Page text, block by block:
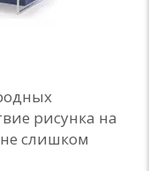
рисунка на
слишком